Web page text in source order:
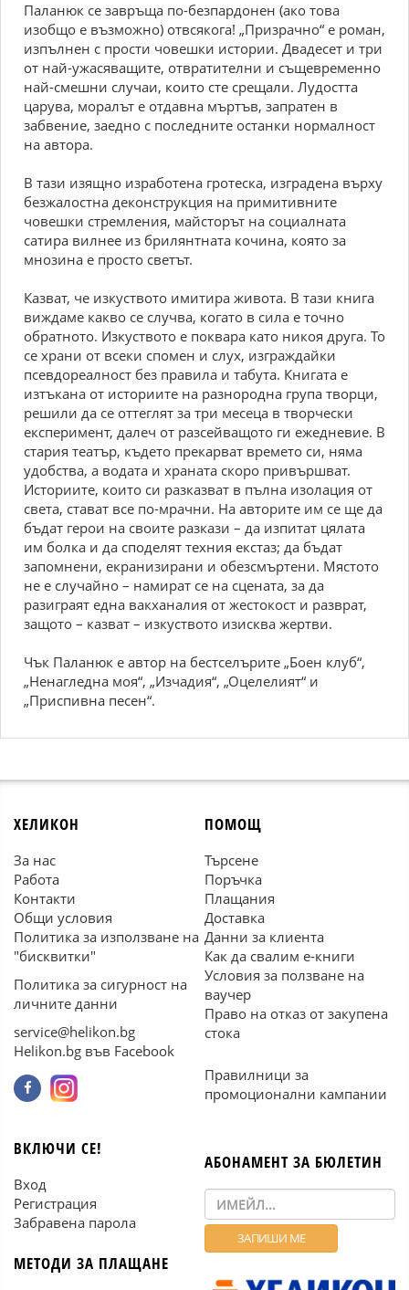
Паланюк се завръща по-безпардонен (ако това
изобщо е възможно) отвсякога! „Призрачно“ е роман,
изпълнен с прости човешки истории. Двадесет и три
от най-ужасяващите, отвратителни и същевременно
най-смешни случаи, които сте срещали. Лудостта
царува, моралът е отдавна мъртъв, запратен в
забвение, заедно с последните останки нормалност
на автора.
В тази изящно изработена гротеска, изградена върху
безжалостна деконструкция на примитивните
човешки стремления, майсторът на социалната
сатира вилнее из брилянтната кочина, която за
мнозина е просто светът.
Казват, че изкуството имитира живота. В тази книга
виждаме какво се случва, когато в сила е точно
обратното. Изкуството е поквара като никоя друга. То
се храни от всеки спомен и слух, изграждайки
псевдореалност без правила и табута. Книгата е
изтъкана от историите на разнородна група творци,
решили да се оттеглят за три месеца в творчески
експеримент, далеч от разсейващото ги ежедневие. В
стария театър, където прекарват времето си, няма
удобства, а водата и храната скоро привършват.
Историите, които си разказват в пълна изолация от
света, стават все по-мрачни. На авторите им се ще да
бъдат герои на своите разкази – да изпитат цялата
им болка и да споделят техния екстаз; да бъдат
запомнени, екранизирани и обезсмъртени. Мястото
не е случайно – намират се на сцената, за да
разиграят една вакханалия от жестокост и разврат,
защото – казват – изкуството изисква жертви.
Чък Паланюк е автор на бестселърите „Боен клуб“,
„Ненагледна моя“, „Изчадия“, „Оцелелият“ и
„Приспивна песен“.
ХЕЛИКОН
За нас
Работа
Контакти
Общи условия
Политика за използване на
"бисквитки"
Политика за сигурност на
личните данни
service@helikon.bg
Helikon.bg във Facebook
ПОМОЩ
Търсене
Поръчка
Плащания
Доставка
Данни за клиента
Как да свалим е-книги
Условия за ползване на
ваучер
Право на отказ от закупена
стока
Правилници за
промоционални кампании
ВКЛЮЧИ СЕ!
Вход
Регистрация
Забравена парола
МЕТОДИ ЗА ПЛАЩАНЕ
АБОНАМЕНТ ЗА БЮЛЕТИН